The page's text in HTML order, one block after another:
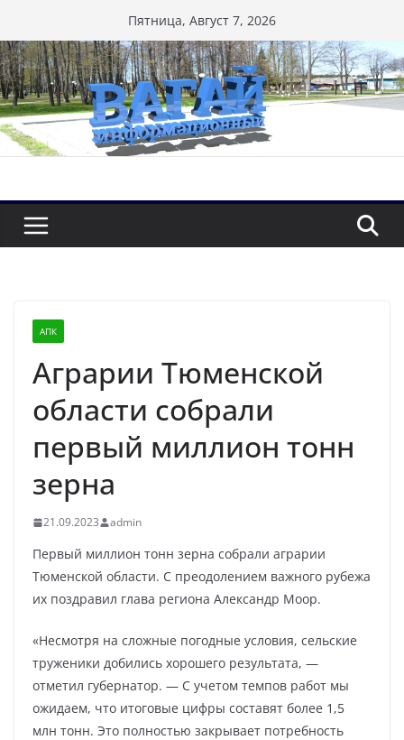
к
содержимому
Пятница, Август 7, 2026
АПК
Аграрии Тюменской
области собрали
первый миллион тонн
зерна
21.09.2023 admin
Первый миллион тонн зерна собрали аграрии
Тюменской области. С преодолением важного рубежа
их поздравил глава региона Александр Моор.
«Несмотря на сложные погодные условия, сельские
труженики добились хорошего результата, —
отметил губернатор. — С учетом темпов работ мы
ожидаем, что итоговые цифры составят более 1,5
млн тонн. Это полностью закрывает потребность